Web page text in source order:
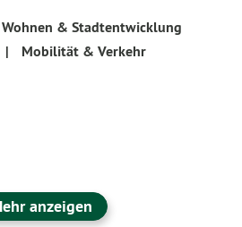
Wohnen & Stadtentwicklung
|
Mobilität & Verkehr
anzeigen